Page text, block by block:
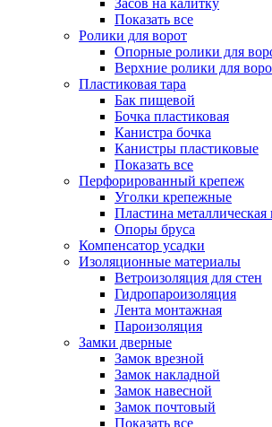
Показать все
Ролики для ворот
Опорные ролики для
Верхние ролики для
Пластиковая тара
Бак пищевой
Бочка пластиковая
Канистра бочка
Канистры пластиковые
Показать все
Перфорированный крепеж
Уголки крепежные
Пластина металлическая
Опоры бруса
Компенсатор усадки
Изоляционные материалы
Ветроизоляция для стен
Гидропароизоляция
Лента монтажная
Пароизоляция
Замки дверные
Замок врезной
Замок накладной
Замок навесной
Замок почтовый
Показать все